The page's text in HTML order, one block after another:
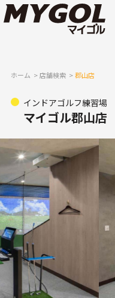
ホーム 店舗検索 郡山店
インドアゴルフ練習場
マイゴル郡山店